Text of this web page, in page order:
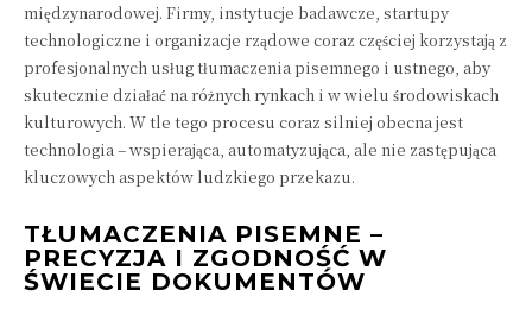
międzynarodowej. Firmy, instytucje badawcze, startupy
technologiczne i organizacje rządowe coraz częściej korzystają z
profesjonalnych usług tłumaczenia pisemnego i ustnego, aby
skutecznie działać na różnych rynkach i w wielu środowiskach
kulturowych. W tle tego procesu coraz silniej obecna jest
technologia – wspierająca, automatyzująca, ale nie zastępująca
kluczowych aspektów ludzkiego przekazu.
TŁUMACZENIA PISEMNE –
PRECYZJA I ZGODNOŚĆ W
ŚWIECIE DOKUMENTÓW